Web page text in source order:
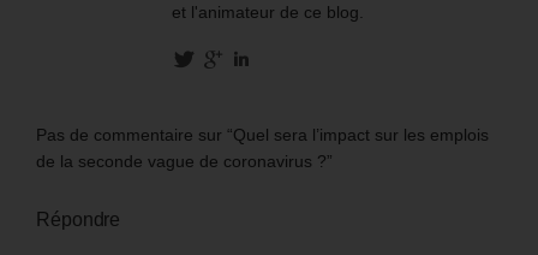
et l'animateur de ce blog.
Pas de commentaire sur “Quel sera l’impact sur les emplois
de la seconde vague de coronavirus ?”
Répondre